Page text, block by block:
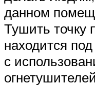
данном
Тушить точку
находится
с